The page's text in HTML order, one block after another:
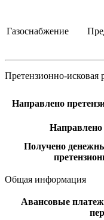
Газоснабжение
Претензионно-исковая
Направлено
Получено
Общая информация
Авансовые